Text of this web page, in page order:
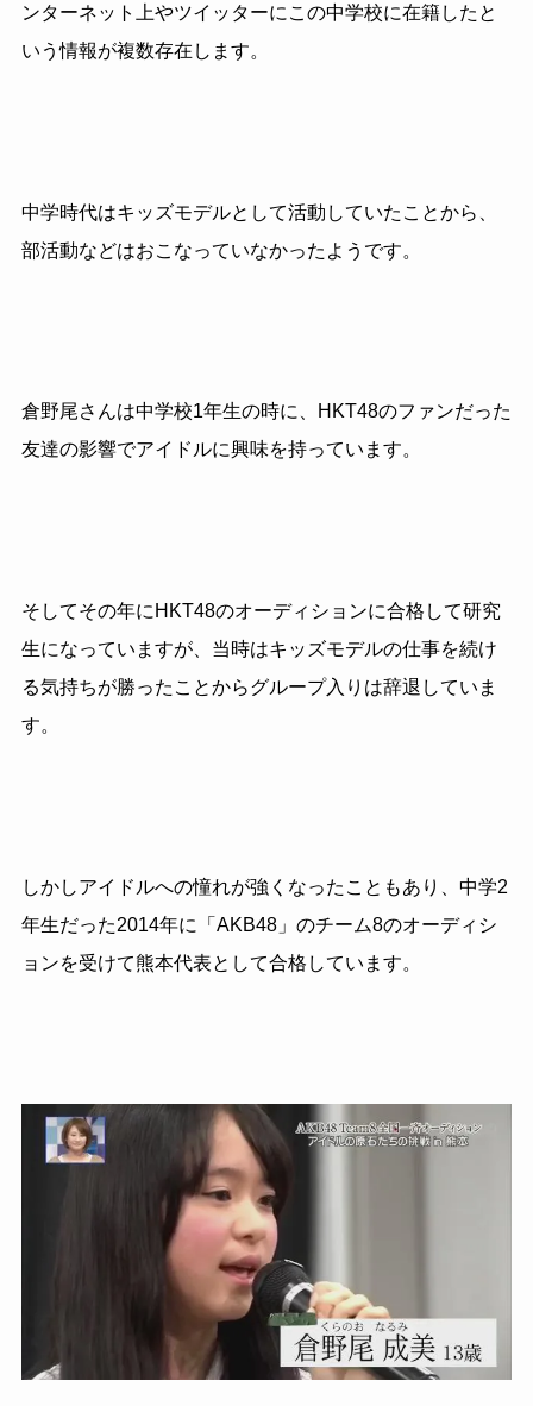
ンターネット上やツイッターにこの中学校に在籍したと
いう情報が複数存在します。
中学時代はキッズモデルとして活動していたことから、
部活動などはおこなっていなかったようです。
倉野尾さんは中学校1年生の時に、HKT48のファンだった
友達の影響でアイドルに興味を持っています。
そしてその年にHKT48のオーディションに合格して研究
生になっていますが、当時はキッズモデルの仕事を続け
る気持ちが勝ったことからグループ入りは辞退していま
す。
しかしアイドルへの憧れが強くなったこともあり、中学2
年生だった2014年に「AKB48」のチーム8のオーディシ
ョンを受けて熊本代表として合格しています。